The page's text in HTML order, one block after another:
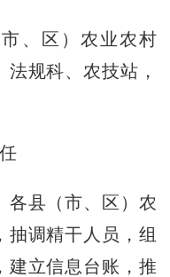
、区）农业农村
规科、农技站，
各县（市、区）农
抽调精干人员，组
建立信息台账，推